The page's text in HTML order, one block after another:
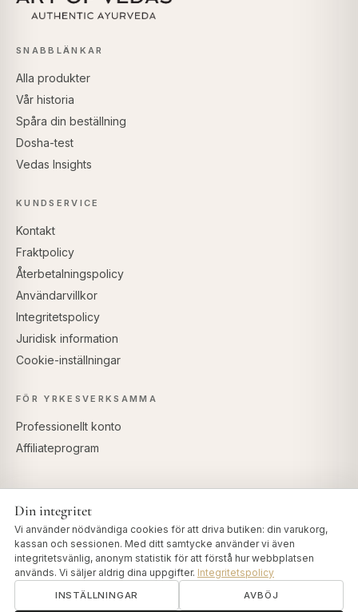
SNABBLÄNKAR
Alla produkter
Vår historia
Spåra din beställning
Dosha-test
Vedas Insights
KUNDSERVICE
Kontakt
Fraktpolicy
Återbetalningspolicy
Användarvillkor
Integritetspolicy
Juridisk information
Cookie-inställningar
FÖR YRKESVERKSAMMA
Professionellt konto
Affiliateprogram
Din integritet
Vi använder nödvändiga cookies för att driva butiken: din varukorg,
kassan och sessionen. Med ditt samtycke använder vi även
integritetsvänlig, anonym statistik för att förstå hur webbplatsen
används. Vi säljer aldrig dina uppgifter. Integritetspolicy
INSTÄLLNINGAR AVBÖJ